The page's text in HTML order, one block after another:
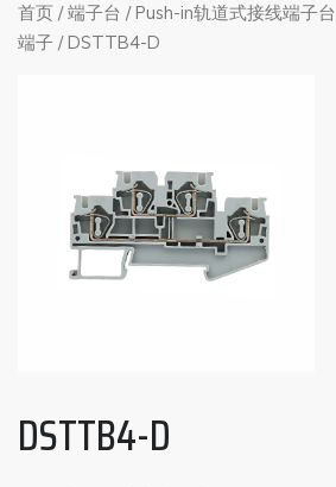
首页 /端子台 /Push-in轨道式接线端子台
端子 / DSTTB4-D
DSTTB4-D